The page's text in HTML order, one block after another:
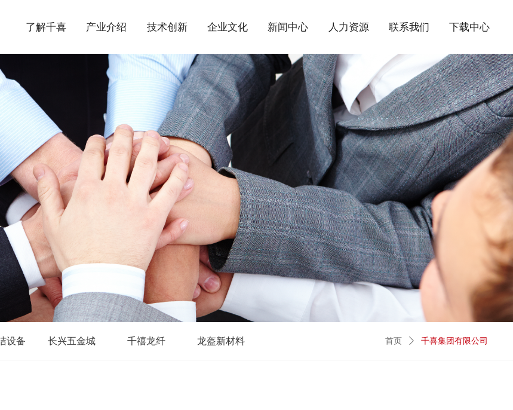
了解千喜 产业介绍 技术创新 企业文化 新闻中心 人力资源 联系我们 下载中心
首页 ꄲ 千喜集团有限公司
设备 长兴五金城 千禧龙纤 龙盔新材料